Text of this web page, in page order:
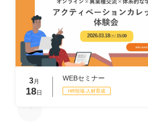
3月
18日
WEBセミナー
HR領域-⼈材育成